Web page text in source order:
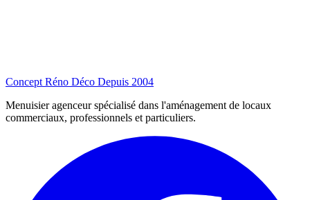
Concept Réno Déco Depuis 2004
Menuisier agenceur spécialisé dans l'aménagement de locaux
commerciaux, professionnels et particuliers.